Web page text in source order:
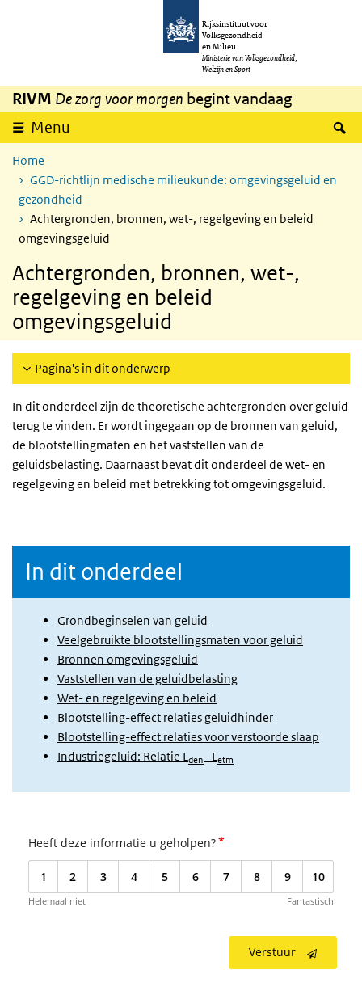
Overslaan en naar de inhoud gaan
Rijksinstituut voor
Volksgezondheid
en Milieu
Ministerie van Volksgezondheid,
Welzijn en Sport
RIVM De zorg voor morgen begint vandaag
Menu
Home
GGD-richtlijn medische milieukunde: omgevingsgeluid en
gezondheid
Achtergronden, bronnen, wet-, regelgeving en beleid
omgevingsgeluid
Achtergronden, bronnen, wet-,
regelgeving en beleid
omgevingsgeluid
Pagina's in dit onderwerp
In dit onderdeel zijn de theoretische achtergronden over geluid
terug te vinden. Er wordt ingegaan op de bronnen van geluid,
de blootstellingmaten en het vaststellen van de
geluidsbelasting. Daarnaast bevat dit onderdeel de wet- en
regelgeving en beleid met betrekking tot omgevingsgeluid.
In dit onderdeel
Grondbeginselen van geluid
Veelgebruikte blootstellingsmaten voor geluid
Bronnen omgevingsgeluid
Vaststellen van de geluidbelasting
Wet- en regelgeving en beleid
Blootstelling-effect relaties geluidhinder
Blootstelling-effect relaties voor verstoorde slaap
Industriegeluid: Relatie Lden- Letm
Heeft deze informatie u geholpen?*
1 2 3 4 5 6 7 8 9 10
Helemaal niet Fantastisch
Verstuur